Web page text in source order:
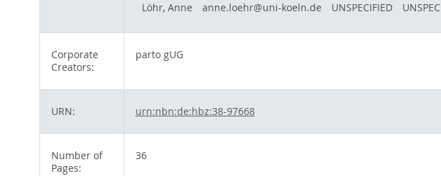
Löhr, Anne
anne.loehr@uni-koeln.de UNSPECIFIED
Corporate
Creators:
parto gUG
URN: urn:nbn:de:hbz:38-97668
Number of
Pages:
36